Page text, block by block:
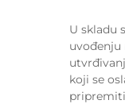
U skladu
uvođenju
koji se
pripremiti